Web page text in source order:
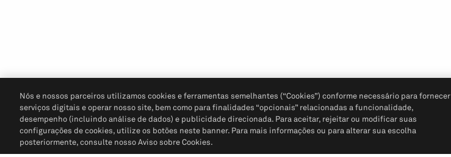
Nós e nossos parceiros utilizamos cookies e ferramentas semelhantes (“Cookies”) conforme necessário para fornecer
serviços digitais e operar nosso site, bem como para finalidades “opcionais” relacionadas a funcionalidade,
desempenho (incluindo análise de dados) e publicidade direcionada. Para aceitar, rejeitar ou modificar suas
configurações de cookies, utilize os botões neste banner. Para mais informações ou para alterar sua escolha
posteriormente, consulte nosso Aviso sobre Cookies.